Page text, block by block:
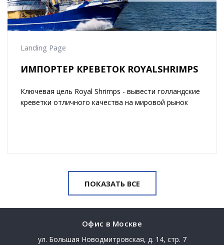
Landing Page
ИМПОРТЕР КРЕВЕТОК ROYALSHRIMPS
Ключевая цель Royal Shrimps - вывести голландские
креветки отличного качества на мировой рынок
ПОКАЗАТЬ ВСЕ
Офис в Москве
ул. Большая Новодмитровская, д. 14, стр. 7